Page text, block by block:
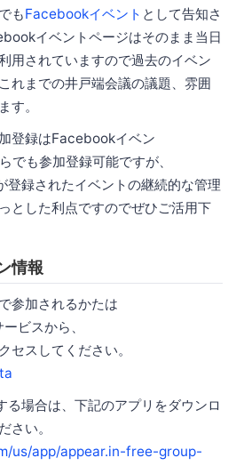
もFacebookイベント として告知さ
イベントページはそのまま当日
用されていますので過去のイベン
れまでの井戸端会議の議題、雰囲
す。
登録はFacebookイベン
でも参加登録可能ですが、
録されたイベントの継続的な管理
とした利点ですのでぜひご活用下
情報
参加されるかたは
ビスから、
セスしてください。
る場合は、下記のアプリをダウンロ
さい。
us/app/appear.in-free-group-